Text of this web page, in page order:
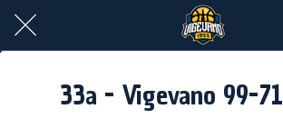
33a - Vigevano 99-